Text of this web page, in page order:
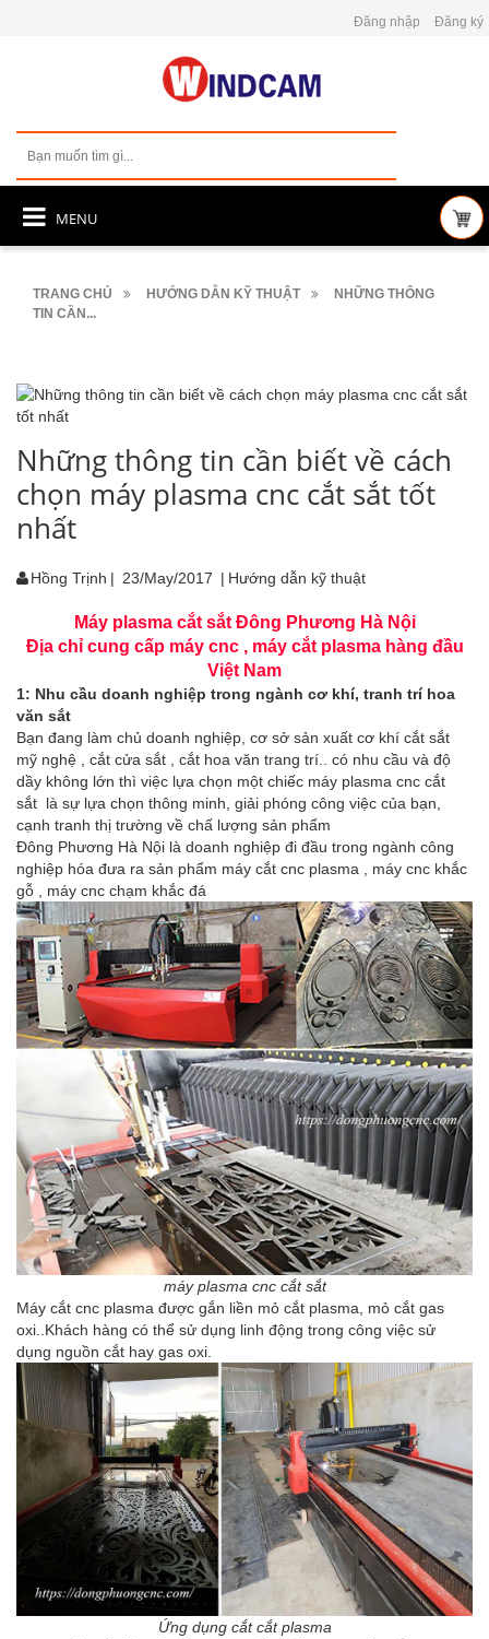
Đăng nhập Đăng ký
MENU
TRANG CHỦ HƯỚNG DẪN KỸ THUẬT
NHỮNG THÔNG
TIN CẦN...
Những thông tin cần biết về cách
chọn máy plasma cnc cắt sắt tốt
nhất
Hồng Trịnh | 23/May/2017 | Hướng dẫn kỹ thuật
Máy plasma cắt sắt Đông Phương Hà Nội
Địa chỉ cung cấp máy cnc , máy cắt plasma hàng đầu
Việt Nam
1: Nhu cầu doanh nghiệp trong ngành cơ khí, tranh trí hoa
văn sắt
Bạn đang làm chủ doanh nghiệp, cơ sở sản xuất cơ khí cắt sắt
mỹ nghệ , cắt cửa sắt , cắt hoa văn trang trí.. có nhu cầu và độ
dầy không lớn thì việc lựa chọn một chiếc máy plasma cnc cắt
sắt là sự lựa chọn thông minh, giải phóng công việc của bạn,
cạnh tranh thị trường về chấ lượng sản phẩm
Đông Phương Hà Nội là doanh nghiệp đi đầu trong ngành công
nghiệp hóa đưa ra sản phẩm máy cắt cnc plasma , máy cnc khắc
gỗ , máy cnc chạm khắc đá
máy plasma cnc cắt sắt
Máy cắt cnc plasma được gắn liền mỏ cắt plasma, mỏ cắt gas
oxi..Khách hàng có thể sử dụng linh động trong công việc sử
dụng nguồn cắt hay gas oxi.
Ứng dụng cắt cắt plasma